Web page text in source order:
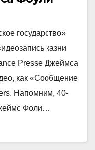
государство»
казни
Presse Джеймса
как «Сообщение
Напомним, 40-
Фоли…